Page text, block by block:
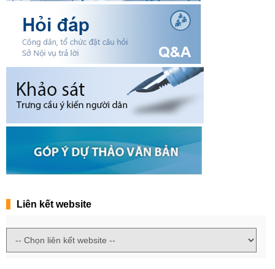
Liên kết website